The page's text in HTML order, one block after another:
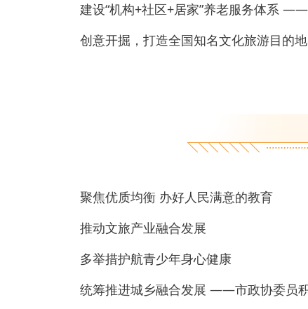
聚焦优质均衡 办好人民满意的教育
推动文旅产业融合发展
多举措护航青少年身心健康
统筹推进城乡融合发展 ——市政协委员